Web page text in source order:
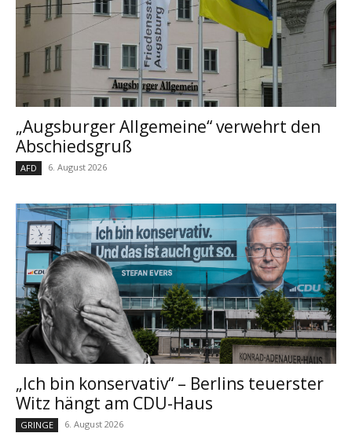
„Augsburger Allgemeine“ verwehrt den
Abschiedsgruß
AFD 6. August 2026
„Ich bin konservativ“ – Berlins teuerster
Witz hängt am CDU-Haus
GRINGE 6. August 2026